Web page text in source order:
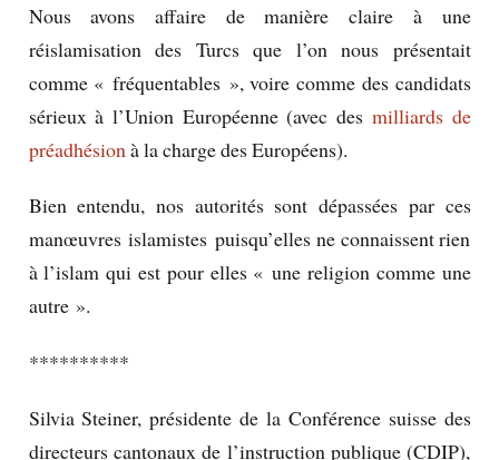
Nous avons affaire de manière claire à une
réislamisation des Turcs que l’on nous présentait
comme « fréquentables », voire comme des candidats
sérieux à l’Union Européenne (avec des milliards de
préadhésionà la charge des Européens).
Bien entendu, nos autorités sont dépassées par ces
manœuvres islamistes puisqu’elles ne connaissent rien
à l’islam qui est pour elles « une religion comme une
autre ».
**********
Silvia Steiner, présidente de la Conférence suisse des
directeurs cantonaux de l’instruction publique (CDIP),